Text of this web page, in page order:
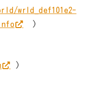
wrld_def101e2-
)
)